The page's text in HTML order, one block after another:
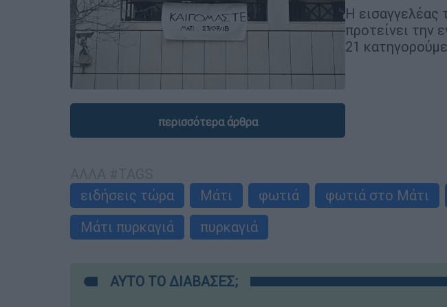
Η εισαγγελέας
προτείνει την
21
περισσότερα άρθρα
ειδήσεις τώρα
Μάτι φωτιά φωτιά στο Μάτι
Μάτι πυρκαγιά
πυρκαγιά
ΑΥΤΟ ΤΟ ΔΙΑΒΑΣΕΣ;